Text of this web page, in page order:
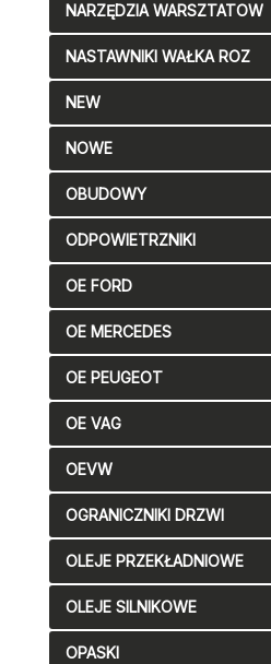
NARZĘDZIA WARSZTATOW
NASTAWNIKI WAŁKA ROZ
NEW
NOWE
OBUDOWY
ODPOWIETRZNIKI
OE FORD
OE MERCEDES
OE PEUGEOT
OE VAG
OEVW
OGRANICZNIKI DRZWI
OLEJE PRZEKŁADNIOWE
OLEJE SILNIKOWE
OPASKI